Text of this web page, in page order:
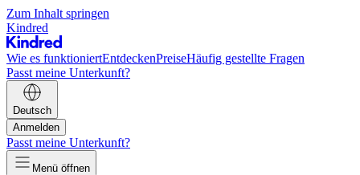
Zum Inhalt springen
Kindred
Wie es funktioniertEntdeckenPreiseHäufig gestellte Fragen
Passt meine Unterkunft?
Deutsch
Anmelden
Passt meine Unterkunft?
Menü öffnen